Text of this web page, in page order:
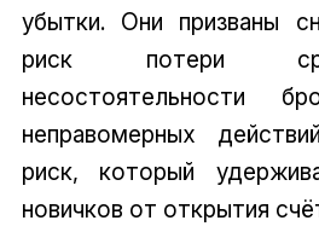
убытки. Они призваны
риск потери
несостоятельности
неправомерных
риск, который
новичков от открытия